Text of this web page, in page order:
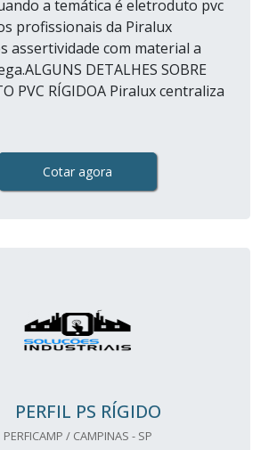
a temática é eletroduto pvc
profissionais da Piralux
assertividade com material a
DETALHES SOBRE
PVC RÍGIDOA Piralux centraliza
Cotar agora
PERFIL PS RÍGIDO
PERFICAMP / CAMPINAS - SP